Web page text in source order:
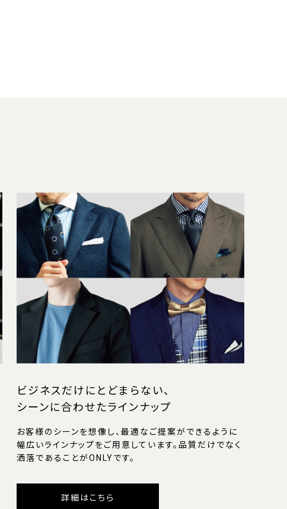
ビジネスだけにとどまらない、
シーンに合わせたラインナップ
お客様のシーンを想像し、最適なご提案ができるように
幅広いラインナップをご用意しています。品質だけでなく
洒落であることがONLYです。
詳細はこちら